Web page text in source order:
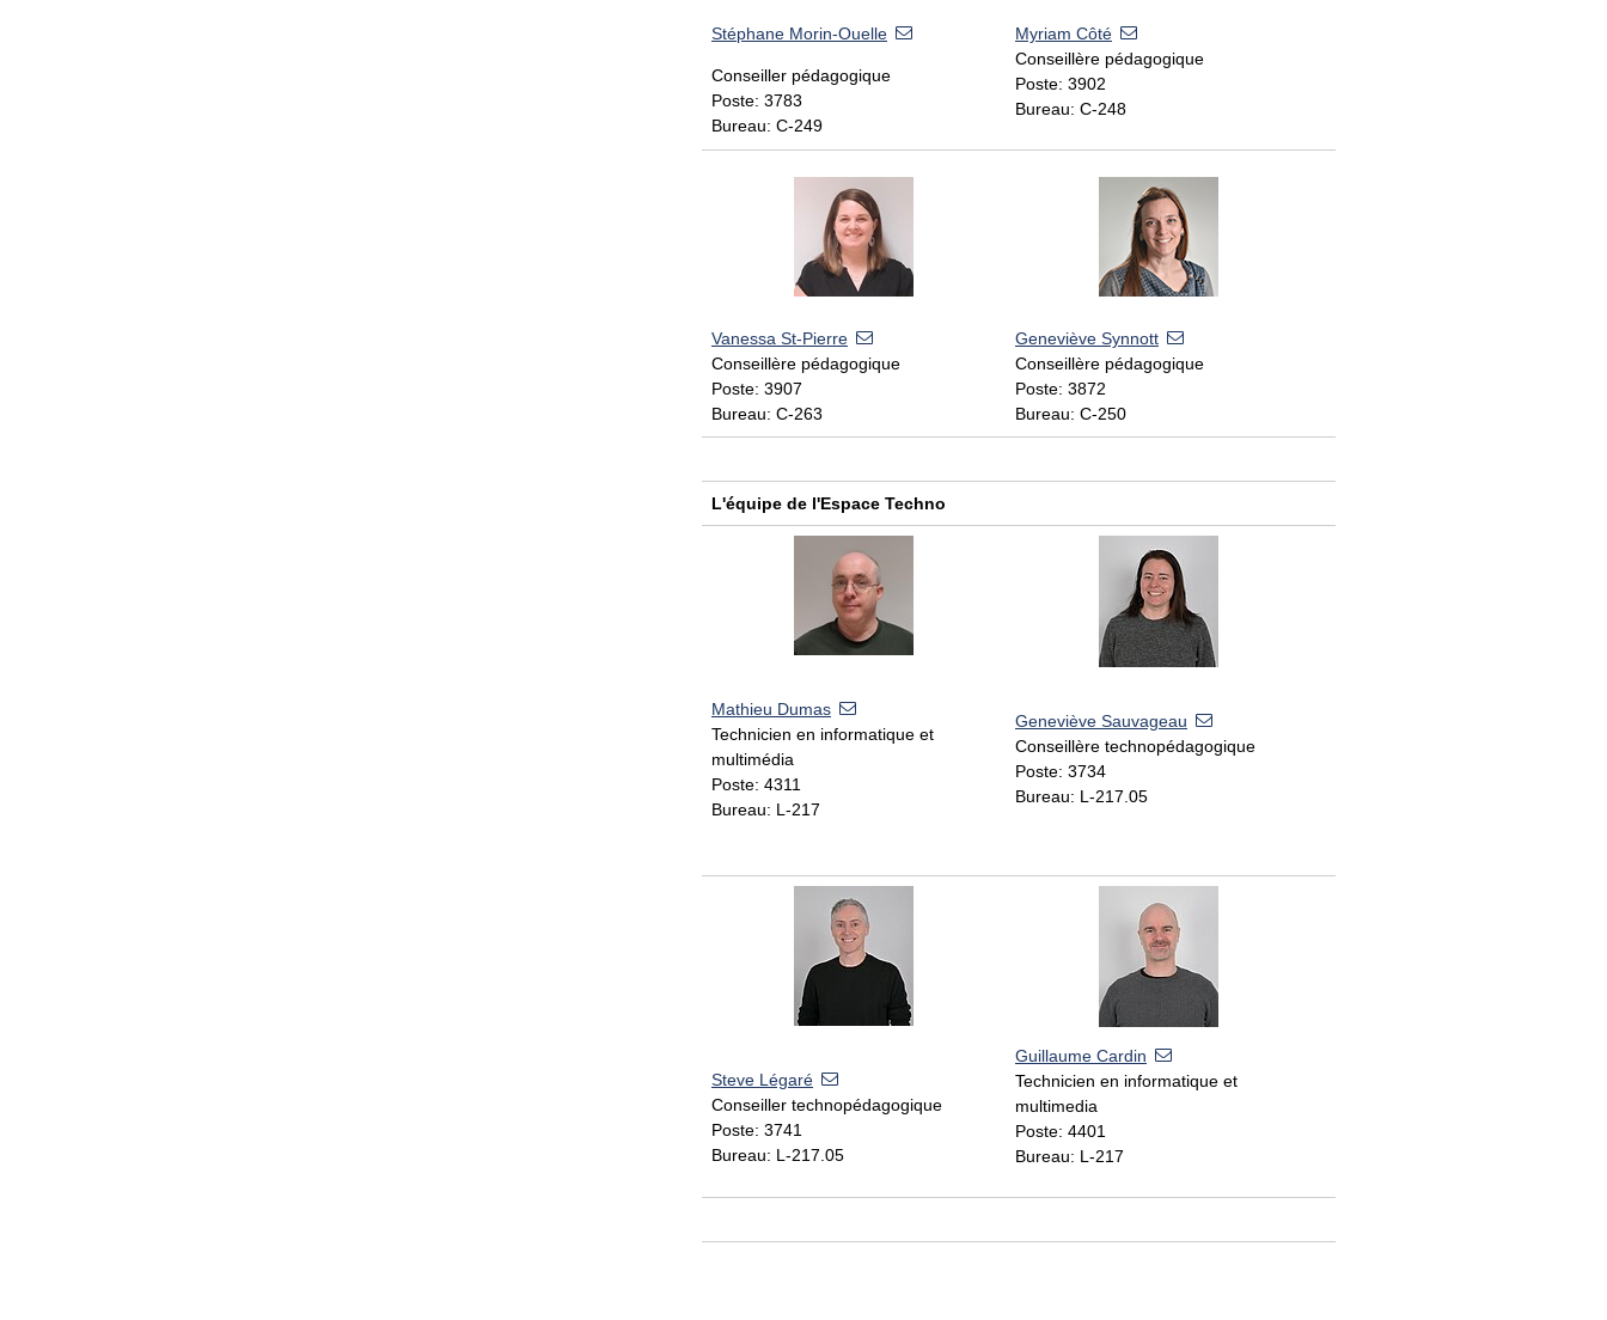
Stéphane Morin-Ouelle
Conseiller pédagogique
Poste: 3783
Bureau: C-249
Myriam Côté
Conseillère pédagogique
Poste: 3902
Bureau: C-248
Vanessa St-Pierre
Conseillère pédagogique
Poste: 3907
Bureau: C-263
Geneviève Synnott
Conseillère pédagogique
Poste: 3872
Bureau: C-250
L'équipe de l'Espace Techno
Mathieu Dumas
Technicien en informatique et
multimédia
Poste: 4311
Bureau: L-217
Geneviève Sauvageau
Conseillère technopédagogique
Poste: 3734
Bureau: L-217.05
Steve Légaré
Conseiller technopédagogique
Poste: 3741
Bureau: L-217.05
Guillaume Cardin
Technicien en informatique et
multimedia
Poste: 4401
Bureau: L-217